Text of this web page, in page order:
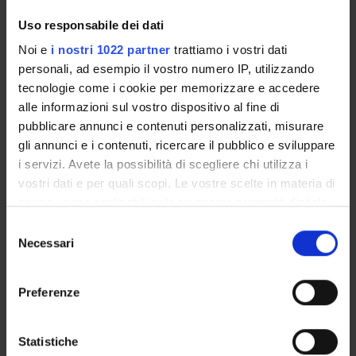
Uso responsabile dei dati
Noi e i nostri 1022 partner trattiamo i vostri dati
personali, ad esempio il vostro numero IP, utilizzando
tecnologie come i cookie per memorizzare e accedere
alle informazioni sul vostro dispositivo al fine di
pubblicare annunci e contenuti personalizzati, misurare
gli annunci e i contenuti, ricercare il pubblico e sviluppare
i servizi. Avete la possibilità di scegliere chi utilizza i
vostri dati e per quali scopi. Le vostre scelte in materia di
modificare o revocare il proprio consenso in qualsiasi
momento dalla Dichiarazione sui cookie o facendo clic
raccogliere informazioni sulla tua posizione
delNecessari
Preferenze
Statistiche
Referente
Referente esterno
Data pubblicazione
30 settembre 2009
OFFERTA FORMATIVA
CORSI DI STUDIO
Persone